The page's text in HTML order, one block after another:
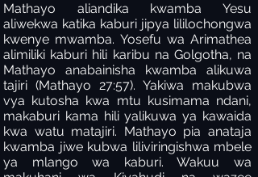
Mathayo aliandika kwamba Yesu
aliwekwa katika kaburi jipya lililochongwa
kwenye mwamba. Yosefu wa Arimathea
alimiliki kaburi hili karibu na Golgotha, na
Mathayo anabainisha kwamba alikuwa
tajiri (Mathayo 27:57). Yakiwa makubwa
vya kutosha kwa mtu kusimama ndani,
makaburi kama hili yalikuwa ya kawaida
kwa watu matajiri. Mathayo pia anataja
kwamba jiwe kubwa liliviringishwa mbele
ya mlango wa kaburi. Wakuu wa